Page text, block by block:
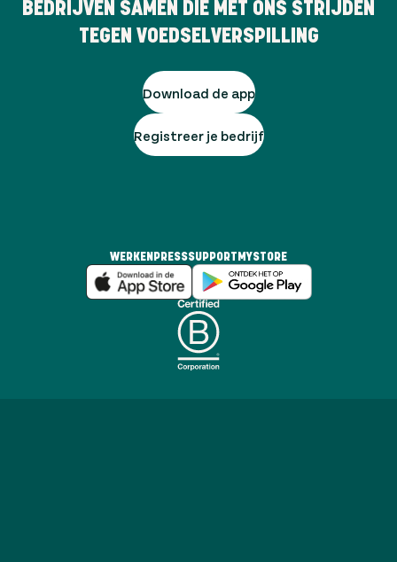
BEDRIJVEN SAMEN DIE MET ONS STRIJDEN
TEGEN VOEDSELVERSPILLING
Download de app
Registreer je bedrijf
WERKEN PRESSSUPPORT MYSTORE